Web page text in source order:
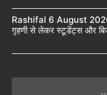
Rashifal 6 August 2026:
गृहणी से लेकर स्टूडेंट्स और